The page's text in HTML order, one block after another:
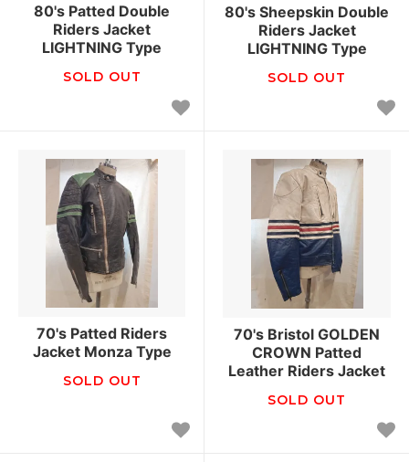
80's Patted Double
Riders Jacket
LIGHTNING Type
SOLD OUT
80's Sheepskin Double
Riders Jacket
LIGHTNING Type
SOLD OUT
70's Patted Riders
Jacket Monza Type
SOLD OUT
70's Bristol GOLDEN
CROWN Patted
Leather Riders Jacket
SOLD OUT